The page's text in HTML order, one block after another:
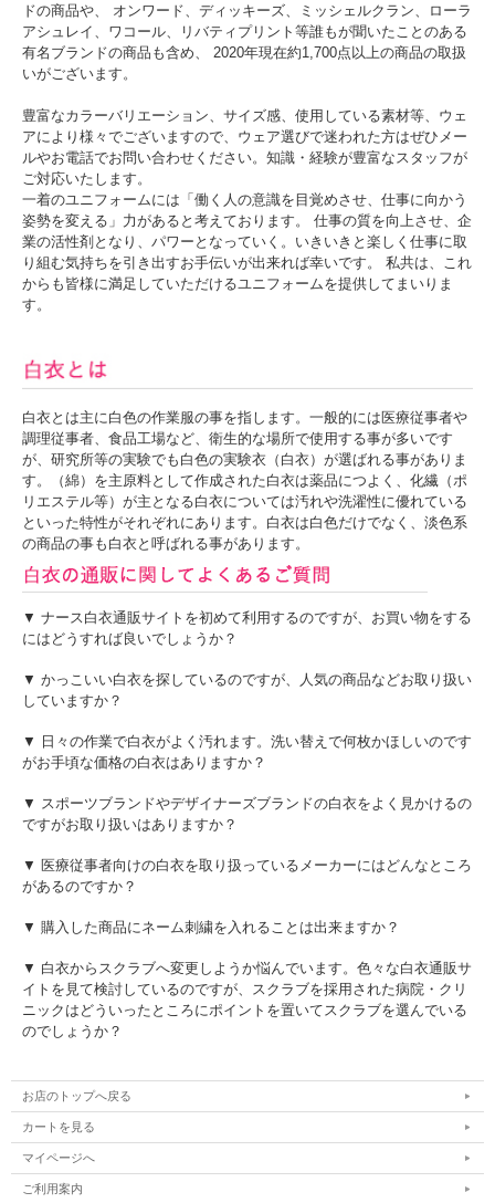
ドの商品や、 オンワード、ディッキーズ、ミッシェルクラン、ローラ
アシュレイ、ワコール、リバティプリント等誰もが聞いたことのある
有名ブランドの商品も含め、 2020年現在約1,700点以上の商品の取扱
いがございます。
豊富なカラーバリエーション、サイズ感、使用している素材等、ウェ
アにより様々でございますので、ウェア選びで迷われた方はぜひメー
ルやお電話でお問い合わせください。知識・経験が豊富なスタッフが
ご対応いたします。
一着のユニフォームには「働く人の意識を目覚めさせ、仕事に向かう
姿勢を変える」力があると考えております。 仕事の質を向上させ、企
業の活性剤となり、パワーとなっていく。いきいきと楽しく仕事に取
り組む気持ちを引き出すお手伝いが出来れば幸いです。 私共は、これ
からも皆様に満足していただけるユニフォームを提供してまいりま
す。
白衣とは主に白色の作業服の事を指します。一般的には医療従事者や
調理従事者、食品工場など、衛生的な場所で使用する事が多いです
が、研究所等の実験でも白色の実験衣（白衣）が選ばれる事がありま
す。（綿）を主原料として作成された白衣は薬品につよく、化繊（ポ
リエステル等）が主となる白衣については汚れや洗濯性に優れている
といった特性がそれぞれにあります。白衣は白色だけでなく、淡色系
の商品の事も白衣と呼ばれる事があります。
▼ ナース白衣通販サイトを初めて利用するのですが、お買い物をする
にはどうすれば良いでしょうか？
▼ かっこいい白衣を探しているのですが、人気の商品などお取り扱い
していますか？
▼ 日々の作業で白衣がよく汚れます。洗い替えで何枚かほしいのです
がお手頃な価格の白衣はありますか？
▼ スポーツブランドやデザイナーズブランドの白衣をよく見かけるの
ですがお取り扱いはありますか？
▼ 医療従事者向けの白衣を取り扱っているメーカーにはどんなところ
があるのですか？
▼ 購入した商品にネーム刺繍を入れることは出来ますか？
▼ 白衣からスクラブへ変更しようか悩んでいます。色々な白衣通販サ
イトを見て検討しているのですが、スクラブを採用された病院・クリ
ニックはどういったところにポイントを置いてスクラブを選んでいる
のでしょうか？
お店のトップへ戻る
カートを見る
マイページへ
ご利用案内